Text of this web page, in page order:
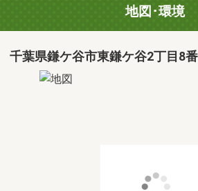
地図･環境
千葉県鎌ケ谷市東鎌ケ谷2丁目8